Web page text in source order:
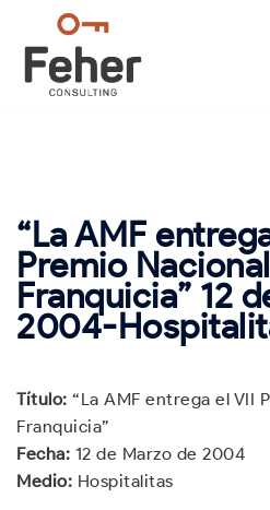
contenido
“La AMF
Premio
Franquicia” 12
2004-
Título: “La AMF entrega el VII
Franquicia”
Fecha: 12 de Marzo de 2004
Medio: Hospitalitas